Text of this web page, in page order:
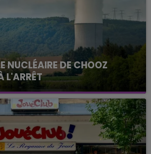
NUCLÉAIRE DE CHOOZ
L'ARRÊT
semaine que la centrale
est à l'arrêt. Une situation
intense qui est toujours